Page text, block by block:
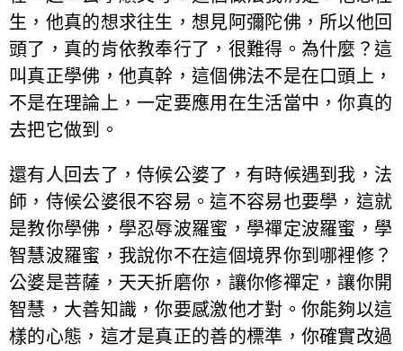
生，他真的想求往生，想見阿彌陀佛，所以他回
頭了，真的肯依教奉行了，很難得。為什麼？這
叫真正學佛，他真幹，這個佛法不是在口頭上，
不是在理論上，一定要應用在生活當中，你真的
去把它做到。
還有人回去了，侍候公婆了，有時候遇到我，法
師，侍候公婆很不容易。這不容易也要學，這就
是教你學佛，學忍辱波羅蜜，學禪定波羅蜜，學
智慧波羅蜜，我說你不在這個境界你到哪裡修？
公婆是菩薩，天天折磨你，讓你修禪定，讓你開
智慧，大善知識，你要感激他才對。你能夠以這
樣的心態，這才是真正的善的標準，你確實改過